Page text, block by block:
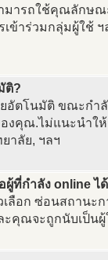
ารถใช้คุณลักษณ
ข้าร่วมกลุ่มผู้ใช้
ติ?
ตโนมัติ ขณะกำ
คุณ.ไม่แนะนำใ
าลัย, ฯลฯ
ที่กำลัง online ไ
อก ซ่อนสถานะ
ะคุณจะถูกนับเป็น